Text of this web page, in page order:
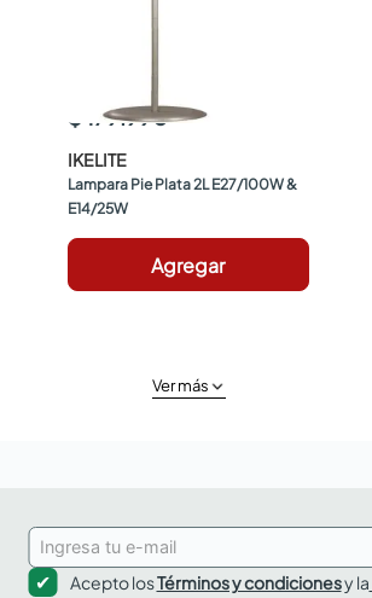
$ 179.990
IKELITE
Lampara Pie Plata 2L E27/100W &
E14/25W
Agregar
Ver más
Acepto losTérminos y condicionesy la